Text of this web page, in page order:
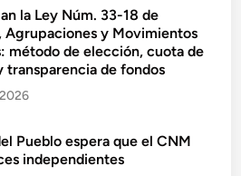
la Ley Núm. 33-18 de
Agrupaciones y Movimientos
método de elección, cuota de
transparencia de fondos
Pueblo espera que el CNM
independientes